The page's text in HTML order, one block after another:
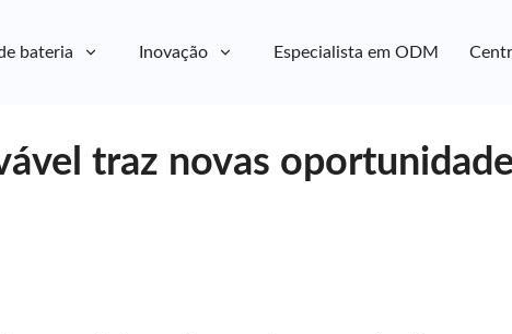
bateria Inovação Especialista em ODM
traz novas